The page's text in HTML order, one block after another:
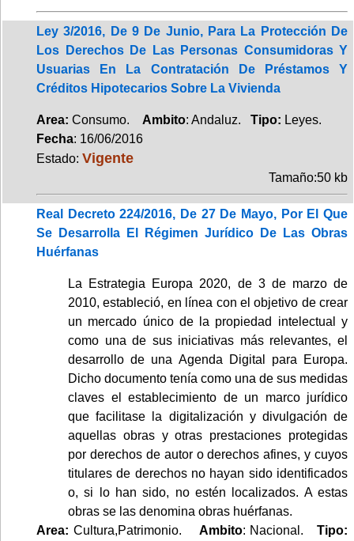
Ley 3/2016, De 9 De Junio, Para La Protección De
Los Derechos De Las Personas Consumidoras Y
Usuarias En La Contratación De Préstamos Y
Créditos Hipotecarios Sobre La Vivienda
Area: Consumo. Ambito: Andaluz. Tipo: Leyes.
Fecha: 16/06/2016
Estado: Vigente
Tamaño:50 kb
Real Decreto 224/2016, De 27 De Mayo, Por El Que
Se Desarrolla El Régimen Jurídico De Las Obras
Huérfanas
La Estrategia Europa 2020, de 3 de marzo de
2010, estableció, en línea con el objetivo de crear
un mercado único de la propiedad intelectual y
como una de sus iniciativas más relevantes, el
desarrollo de una Agenda Digital para Europa.
Dicho documento tenía como una de sus medidas
claves el establecimiento de un marco jurídico
que facilitase la digitalización y divulgación de
aquellas obras y otras prestaciones protegidas
por derechos de autor o derechos afines, y cuyos
titulares de derechos no hayan sido identificados
o, si lo han sido, no estén localizados. A estas
obras se las denomina obras huérfanas.
Area: Cultura,Patrimonio. Ambito: Nacional.Tipo: